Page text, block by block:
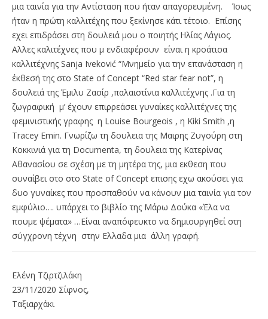
μια ταινία για την Αντίσταση που ήταν απαγορευμένη. Ίσως
ήταν η πρώτη καλλιτέχης που ξεκίνησε κάτι τέτοιο. Επίσης
εχει επιδράσει στη δουλειά μου ο ποιητής Ηλίας Λάγιος.
Αλλες καλιτέχνες που μ ενδιαφέρουν είναι η κροάτισα
καλλιτέχνης Sanja Iveković “Μνημείο για την επανάσταση η
έκθεσή της στο State of Concept “Red star fear not”, η
δουλειά της Έμιλυ Ζασίρ ,παλαιστίνια καλλιτέχνης .Για τη
ζωγραφική μ’ έχουν επιρρεάσει γυναίκες καλλιτέχνες της
φεμινιστικής γραφης η Louise Bourgeois , η Kiki Smith ,η
Tracey Emin. Γνωρίζω τη δουλεια της Μαιρης Ζυγούρη στη
Κοκκινιά για τη Documenta, τη δουλεια της Κατερίνας
Αθανασίου σε σχέση με τη μητέρα της, μια εκθεση που
συναίβει στο στο State of Concept επισης εχω ακούσει για
δυο γυναίκες που προσπαθούν να κάνουν μια ταινία για τον
εμφύλιο…. υπάρχει το βιβλίο της Μάρω Δούκα «Έλα να
πουμε ψέματα» …Είναι αναπόφευκτο να δημιουργηθεί στη
σύγχρονη τέχνη στην Eλλαδα μια άλλη γραφή.
Ελένη Τζιρτζιλάκη
23/11/2020 Σίφνος,
Ταξιαρχάκι